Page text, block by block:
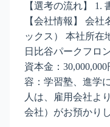
【選考の流れ】 1.
【会社情報】 会
ックス） 本社所在
日比谷パークフロ
資本金：
容：学習塾、進学
人は、雇用会社よ
会社）がお預かり